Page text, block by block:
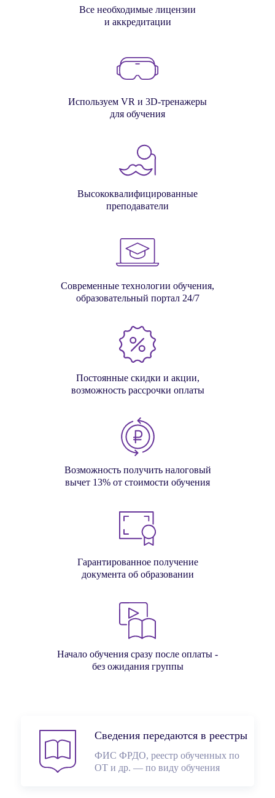
Все необходимые лицензии
и аккредитации
Используем VR и 3D-тренажеры
для обучения
Высококвалифицированные
преподаватели
Современные технологии обучения,
образовательный портал 24/7
Постоянные скидки и акции,
возможность рассрочки оплаты
Возможность получить налоговый
вычет 13% от стоимости обучения
Гарантированное получение
документа об образовании
Начало обучения сразу после оплаты -
без ожидания группы
Сведения передаются в реестры
ФИС ФРДО, реестр обученных по
ОТ и др. — по виду обучения